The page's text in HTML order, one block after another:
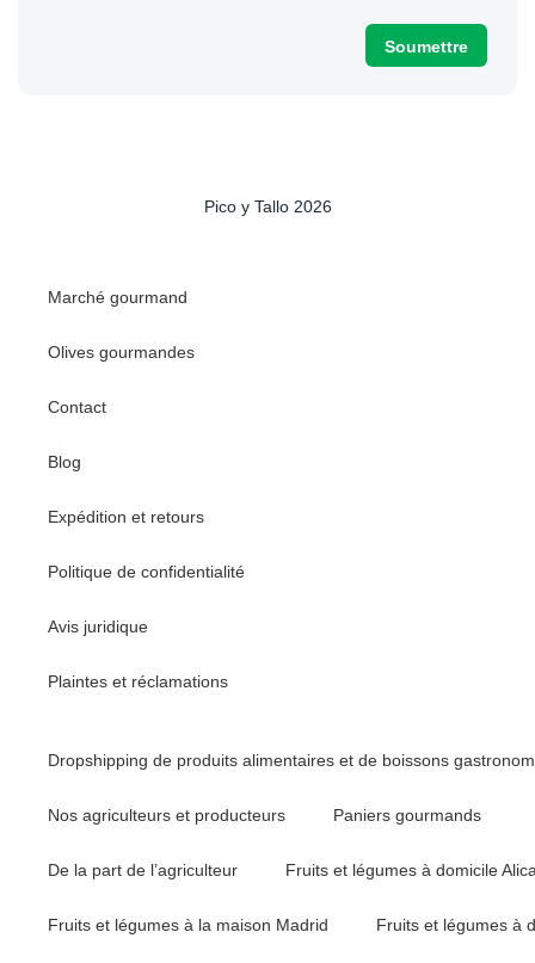
Pico y Tallo 2026
Marché gourmand
Olives gourmandes
Contact
Blog
Expédition et retours
Politique de confidentialité
Avis juridique
Plaintes et réclamations
Dropshipping de produits alimentaires et de boissons
Nos agriculteurs et producteurs Paniers gourmands
De la part de l’agriculteur Fruits et légumes à domicile
Fruits et légumes à la maison Madrid Fruits et légumes à